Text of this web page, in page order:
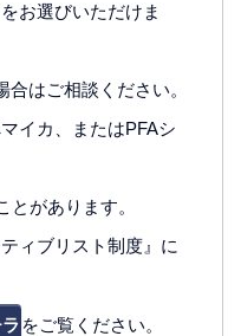
お選びいただけま
はご相談ください。
イカ、またはPFAシ
があります。
ィブリスト制度』に
をご覧ください。